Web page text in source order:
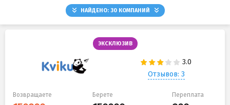
НАЙДЕНО: 30КОМПАНИЙ
ЭКСКЛЮЗИВ
Отзывов: 3
Возвращаете Берете Переплата